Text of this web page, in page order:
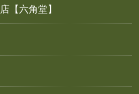
【六角堂】